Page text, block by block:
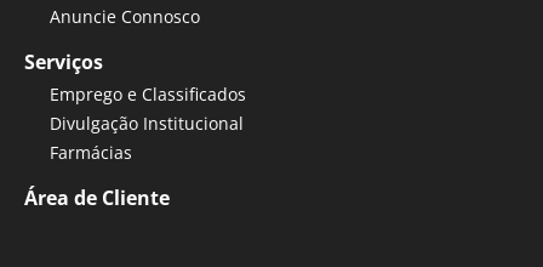
Anuncie Connosco
Serviços
Emprego e Classificados
Divulgação Institucional
Farmácias
Área de Cliente